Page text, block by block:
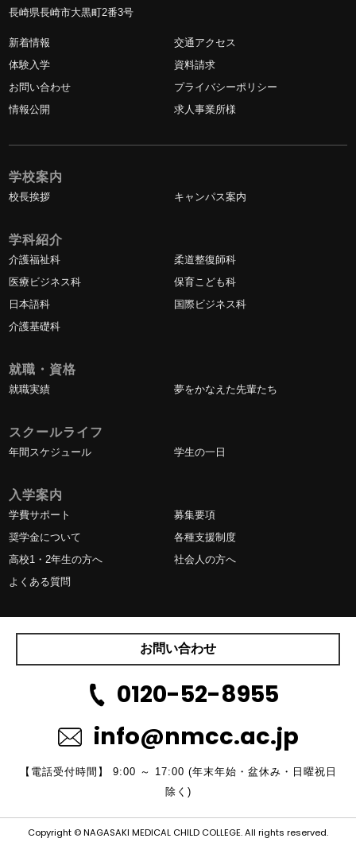
長崎県長崎市大黒町2番3号
新着情報
交通アクセス
体験入学
資料請求
お問い合わせ
プライバシーポリシー
情報公開
求人事業所様
学校案内
校長挨拶 キャンパス案内
学科紹介
介護福祉科
柔道整復師科
医療ビジネス科
保育こども科
日本語科
国際ビジネス科
介護基礎科
就職・資格
就職実績 夢をかなえた先輩たち
スクールライフ
年間スケジュール 学生の一日
入学案内
学費サポート
募集要項
奨学金について
各種支援制度
高校1・2年生の方へ
社会人の方へ
よくある質問
お問い合わせ
0120-52-8955
info@nmcc.ac.jp
【電話受付時間】 9:00 ～ 17:00 (年末年始・盆休み・日曜祝日
除く)
Copyright © NAGASAKI MEDICAL CHILD COLLEGE. All rights reserved.